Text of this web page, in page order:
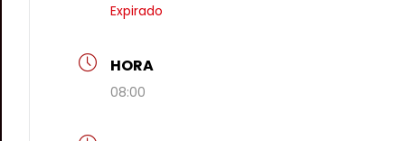
Expirado
HORA
08:00